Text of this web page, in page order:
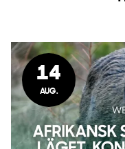
14
AUG.